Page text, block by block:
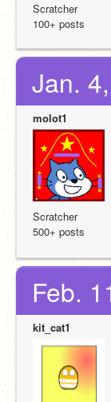
Scratcher
100+ posts
Jan.
molot1
Scratcher
500+ posts
Feb.
kit_cat1